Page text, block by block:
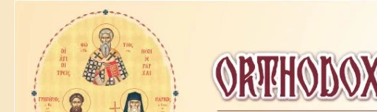
Skip to content